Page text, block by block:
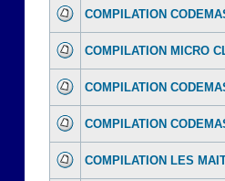
COMPILATION
COMPILATION MICRO
COMPILATION
COMPILATION
COMPILATION LES